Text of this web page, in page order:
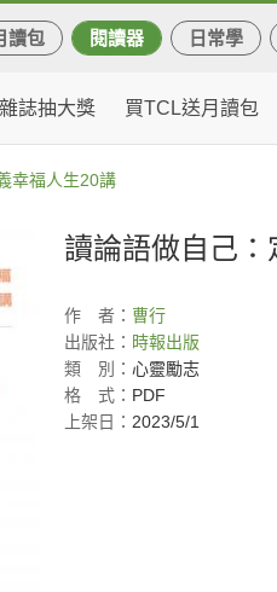
讀包 閱讀器 日常學
誌抽大獎 買TCL送月讀包
幸福人生20講
讀論語做自己
作 者： 曹行
出版社： 時報出版
類
別： 心靈勵志
格
式： PDF
上架日： 2023/5/1